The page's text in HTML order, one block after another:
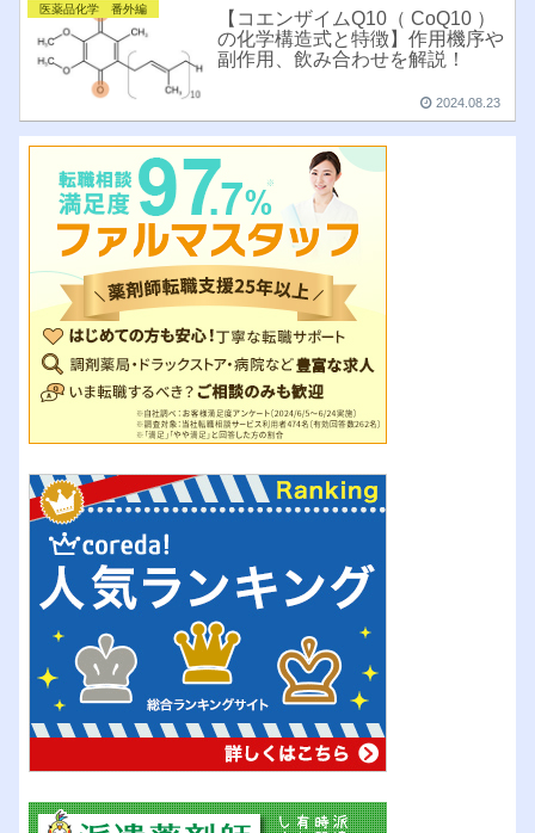
医薬品化学 番外編
【コエンザイムQ10（ CoQ10 ）
の化学構造式と特徴】作用機序や
副作用、飲み合わせを解説！
2024.08.23